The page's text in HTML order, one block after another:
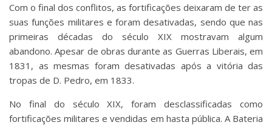
Com o final dos conflitos, as fortificações deixaram de ter as
suas funções militares e foram desativadas, sendo que nas
primeiras décadas do século XIX mostravam algum
abandono. Apesar de obras durante as Guerras Liberais, em
1831, as mesmas foram desativadas após a vitória das
tropas de D. Pedro, em 1833.
No final do século XIX, foram desclassificadas como
fortificações militares e vendidas em hasta pública. A Bateria